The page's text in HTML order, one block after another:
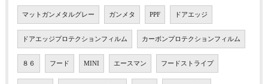
マットガンメタルグレー ガンメタ PPF ドアエッジ
ドアエッジプロテクションフィルム カーボンプロテクションフィルム
８６ フード MINI エースマン フードストライプ